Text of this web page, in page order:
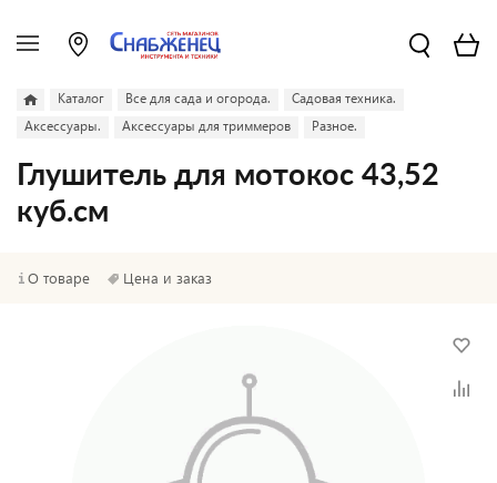
Каталог Все для сада и огорода.
Садовая техника.
Аксессуары.
Аксессуары для триммеров Разное.
Глушитель для мотокос 43,52
куб.см
О товаре Цена и заказ